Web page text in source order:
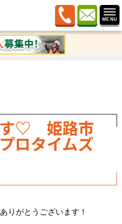
テゴリー»うちの犬です♡ 姫
姫路東店
す♡ 姫路市
ロタイムズ
りがとうございます！